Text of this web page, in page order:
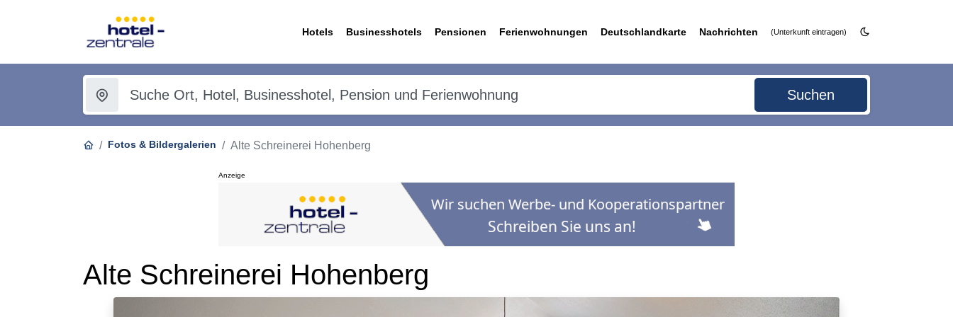
Hotels Businesshotels Pensionen Ferienwohnungen Deutschlandkarte Nachrichten (Unterkunft eintragen)
Suchen
Fotos & Bildergalerien Alte Schreinerei Hohenberg
Anzeige
Alte Schreinerei Hohenberg